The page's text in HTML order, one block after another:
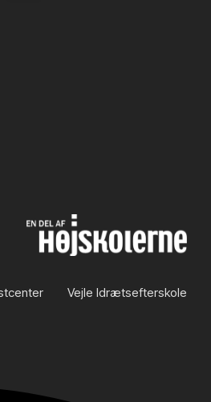
Vejle Idrætsefterskole